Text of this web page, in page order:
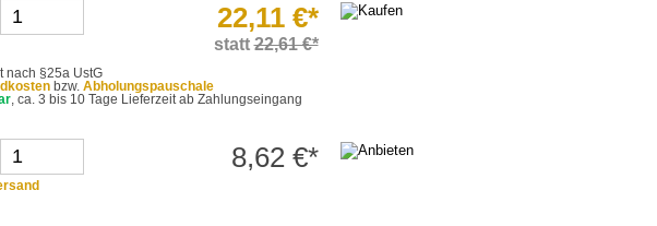
22,11 €*
statt22,61 €*
nach §25a UstG
bzw. Abholungspauschale
, ca. 3 bis 10 Tage Lieferzeit ab Zahlungseingang
8,62 €*